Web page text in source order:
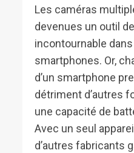
Les caméras
devenues un outil
incontournable
smartphones. Or,
d’un smartphone
détriment d’autres
une capacité de
Avec un seul
d’autres fabricants